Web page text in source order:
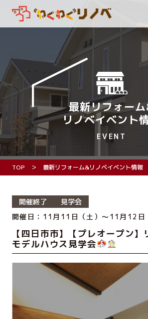
最新リフォー
リノベイベント
EVENT
TOP 最新リフォーム&リノベイベント情報
開催終了
見学会
開催日：11月11日（土）～11月12日
【四日市市】【プレオープン
モデルハウス見学会